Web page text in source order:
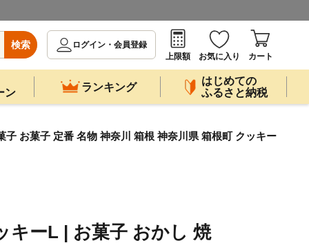
検索
ログイン・会員登録
上限額
お気に入り カート
ン ランキング
はじめての
ふるさと納税
お菓子 定番 名物 神奈川 箱根 神奈川県 箱根町 クッキー
キーL | お菓子 おかし 焼